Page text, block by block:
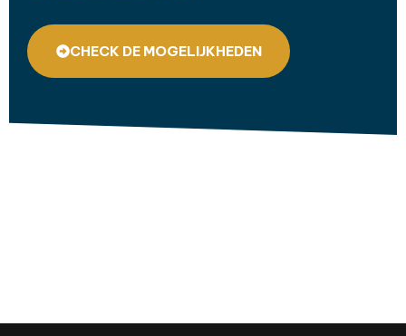
CHECK DE MOGELIJKHEDEN